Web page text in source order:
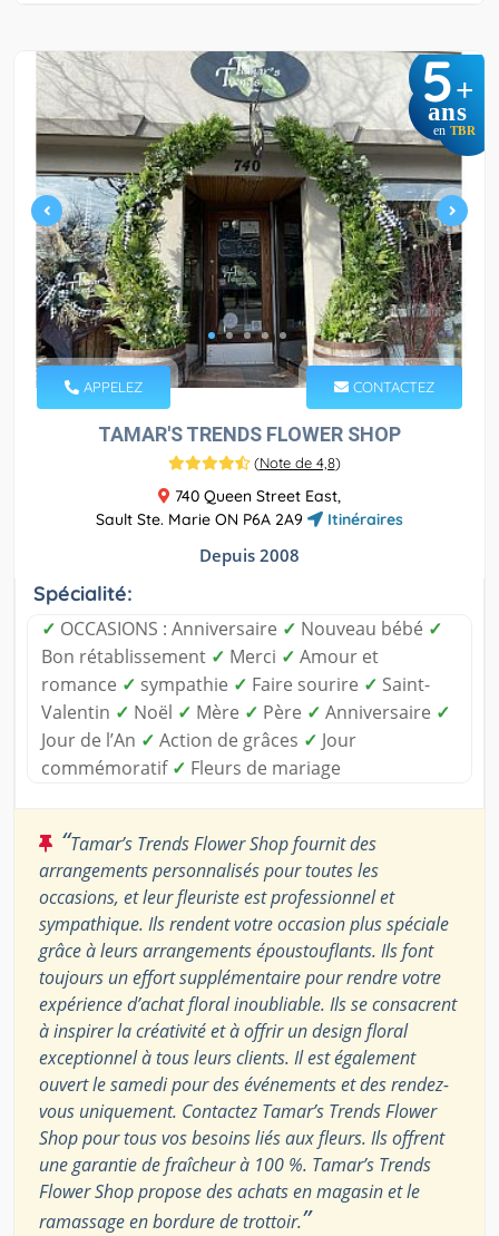
5+
ans
en TBR
APPELEZ CONTACTEZ
TAMAR'S TRENDS FLOWER SHOP
(Note de 4,8)
740 Queen Street East,
Sault Ste. Marie ON P6A 2A9
Itinéraires
Depuis 2008
Spécialité:
✓ OCCASIONS : Anniversaire ✓ Nouveau bébé ✓
Bon rétablissement ✓ Merci ✓ Amour et
romance ✓ sympathie ✓ Faire sourire ✓ Saint-
Valentin ✓ Noël ✓ Mère ✓ Père ✓ Anniversaire ✓
Jour de l’An ✓ Action de grâces ✓ Jour
commémoratif ✓ Fleurs de mariage
“Tamar’s Trends Flower Shop fournit des
arrangements personnalisés pour toutes les
occasions, et leur fleuriste est professionnel et
sympathique. Ils rendent votre occasion plus spéciale
grâce à leurs arrangements époustouflants. Ils font
toujours un effort supplémentaire pour rendre votre
expérience d’achat floral inoubliable. Ils se consacrent
à inspirer la créativité et à offrir un design floral
exceptionnel à tous leurs clients. Il est également
ouvert le samedi pour des événements et des rendez-
vous uniquement. Contactez Tamar’s Trends Flower
Shop pour tous vos besoins liés aux fleurs. Ils offrent
une garantie de fraîcheur à 100 %. Tamar’s Trends
Flower Shop propose des achats en magasin et le
ramassage en bordure de trottoir.”